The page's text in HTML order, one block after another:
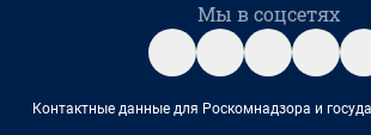
Мы в соцсетях
Контактные данные для Роскомнадзора и